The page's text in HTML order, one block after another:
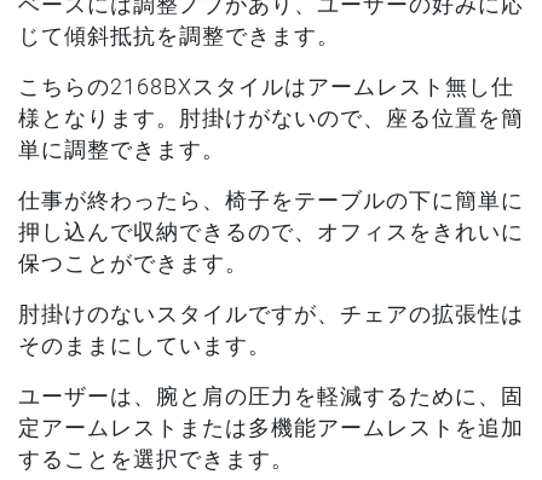
ベースには調整ノブがあり、ユーザーの好みに応
じて傾斜抵抗を調整できます。
こちらの2168BXスタイルはアームレスト無し仕
様となります。肘掛けがないので、座る位置を簡
単に調整できます。
仕事が終わったら、椅子をテーブルの下に簡単に
押し込んで収納できるので、オフィスをきれいに
保つことができます。
肘掛けのないスタイルですが、チェアの拡張性は
そのままにしています。
ユーザーは、腕と肩の圧力を軽減するために、固
定アームレストまたは多機能アームレストを追加
することを選択できます。